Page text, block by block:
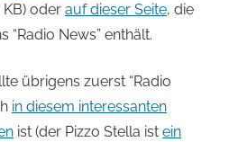
KB) oder auf dieser Seite, die
“Radio News” enthält.
übrigens zuerst “Radio
in diesem interessanten
ist (der Pizzo Stella ist ein